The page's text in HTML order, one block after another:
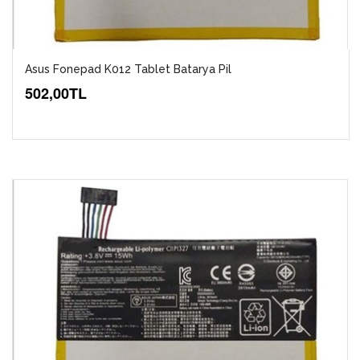
Asus Fonepad K012 Tablet Batarya Pil
502,00TL